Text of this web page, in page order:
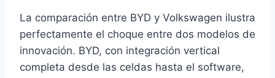
La comparación entre BYD y Volkswagen ilustra
perfectamente el choque entre dos modelos de
innovación. BYD, con integración vertical
completa desde las celdas hasta el software,